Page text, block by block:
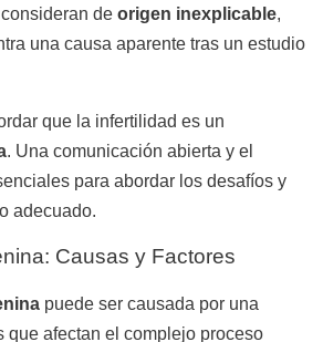
de origen inexplicable,
una causa aparente tras un estudio
que la infertilidad es un
. Una comunicación abierta y el
para abordar los desafíos y
adecuado.
Causas y Factores
puede ser causada por una
que afectan el complejo proceso